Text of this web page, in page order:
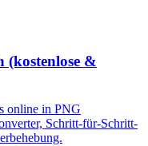
(kostenlose &
online in PNG
Schritt-für-Schritt-